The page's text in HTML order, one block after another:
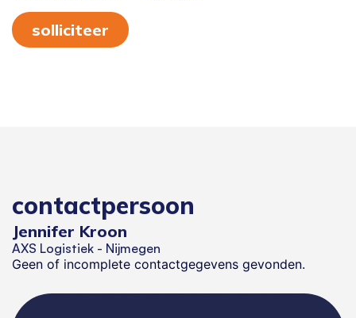
solliciteer
contactpersoon
Jennifer Kroon
AXS Logistiek - Nijmegen
Geen of incomplete contactgegevens gevonden.